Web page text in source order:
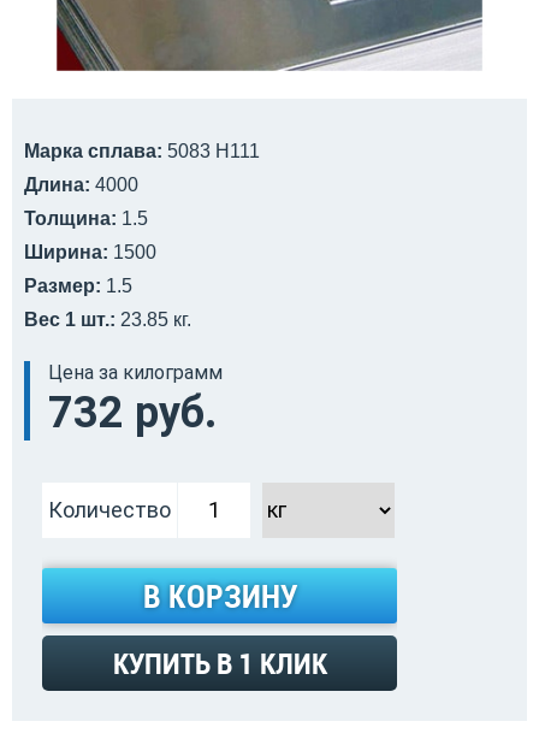
Марка сплава: 5083 Н111
Длина: 4000
Толщина: 1.5
Ширина: 1500
Размер: 1.5
Вес 1 шт.: 23.85 кг.
Цена за килограмм
732 руб.
Количество
В КОРЗИНУ
КУПИТЬ В 1 КЛИК